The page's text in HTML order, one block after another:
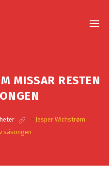
MISSAR RESTEN
> Jesper Wichstrøm
säsongen